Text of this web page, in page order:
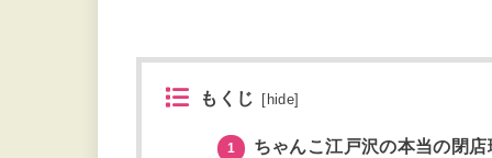
もくじ [ hide]
1 ちゃんこ江戸沢の本当の閉店